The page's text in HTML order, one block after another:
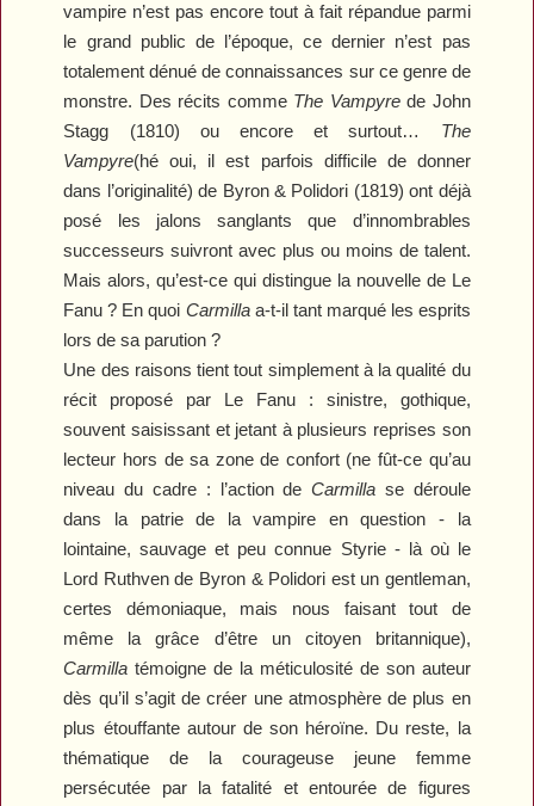
vampire n’est pas encore tout à fait répandue parmi
le grand public de l’époque, ce dernier n’est pas
totalement dénué de connaissances sur ce genre de
monstre. Des récits comme The Vampyrede John
Stagg (1810) ou encore et surtout… The
Vampyre(hé oui, il est parfois difficile de donner
dans l’originalité) de Byron & Polidori (1819) ont déjà
posé les jalons sanglants que d’innombrables
successeurs suivront avec plus ou moins de talent.
Mais alors, qu’est-ce qui distingue la nouvelle de Le
Fanu ? En quoi Carmillaa-t-il tant marqué les esprits
lors de sa parution ?
Une des raisons tient tout simplement à la qualité du
récit proposé par Le Fanu : sinistre, gothique,
souvent saisissant et jetant à plusieurs reprises son
lecteur hors de sa zone de confort (ne fût-ce qu’au
niveau du cadre : l’action deCarmilla se déroule
dans la patrie de la vampire en question - la
lointaine, sauvage et peu connue Styrie - là où le
Lord Ruthven de Byron & Polidori est un gentleman,
certes démoniaque, mais nous faisant tout de
même la grâce d’être un citoyen britannique),
Carmilla témoigne de la méticulosité de son auteur
dès qu’il s’agit de créer une atmosphère de plus en
plus étouffante autour de son héroïne. Du reste, la
thématique de la courageuse jeune femme
persécutée par la fatalité et entourée de figures